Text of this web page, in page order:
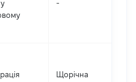
-
Щорічна